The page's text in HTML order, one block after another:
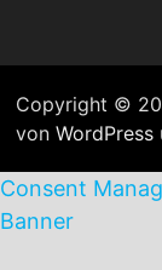
Copyright ©
von WordPress
Consent
Banner